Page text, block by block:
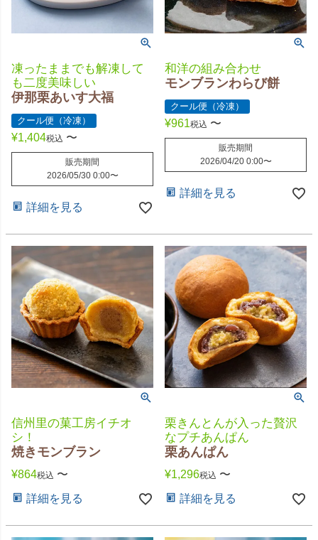
凍ったままでも解凍して
も二度美味しい
伊那栗あいす大福
クール便（冷凍）
¥1,404税込 〜
販売期間
2026/05/30 0:00〜
詳細を見る
和洋の組み合わせ
モンブランわらび餅
クール便（冷凍）
¥961税込 〜
販売期間
2026/04/20 0:00〜
詳細を見る
信州里の菓工房イチオ
シ！
焼きモンブラン
¥864税込 〜
詳細を見る
栗きんとんが入った贅沢
なプチあんぱん
栗あんぱん
¥1,296税込 〜
詳細を見る